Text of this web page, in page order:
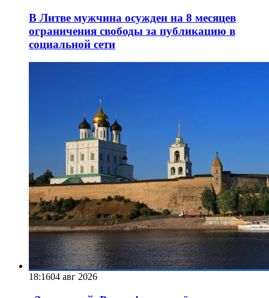
В Литве мужчина осужден на 8 месяцев
ограничения свободы за публикацию в
социальной сети
18:1604 авг 2026